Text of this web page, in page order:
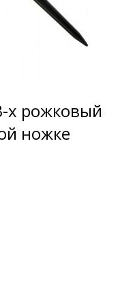
х рожковый
ножке